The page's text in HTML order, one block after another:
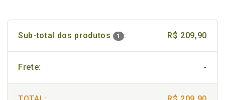
Sub-total dos produtos 1 : R$ 209,90
Frete: -